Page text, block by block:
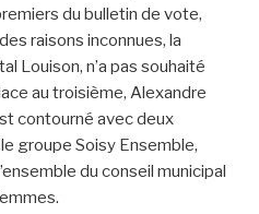
du bulletin de vote,
raisons inconnues, la
Louison, n’a pas souhaité
au troisième, Alexandre
contourné avec deux
groupe Soisy Ensemble,
du conseil municipal